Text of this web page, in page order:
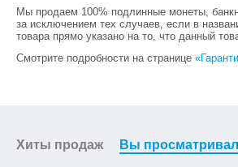
Мы продаем 100% подлинные монеты,
за исключением тех случаев, если в
товара прямо указано на то, что данный
Смотрите подробности на странице
Хиты продаж Вы